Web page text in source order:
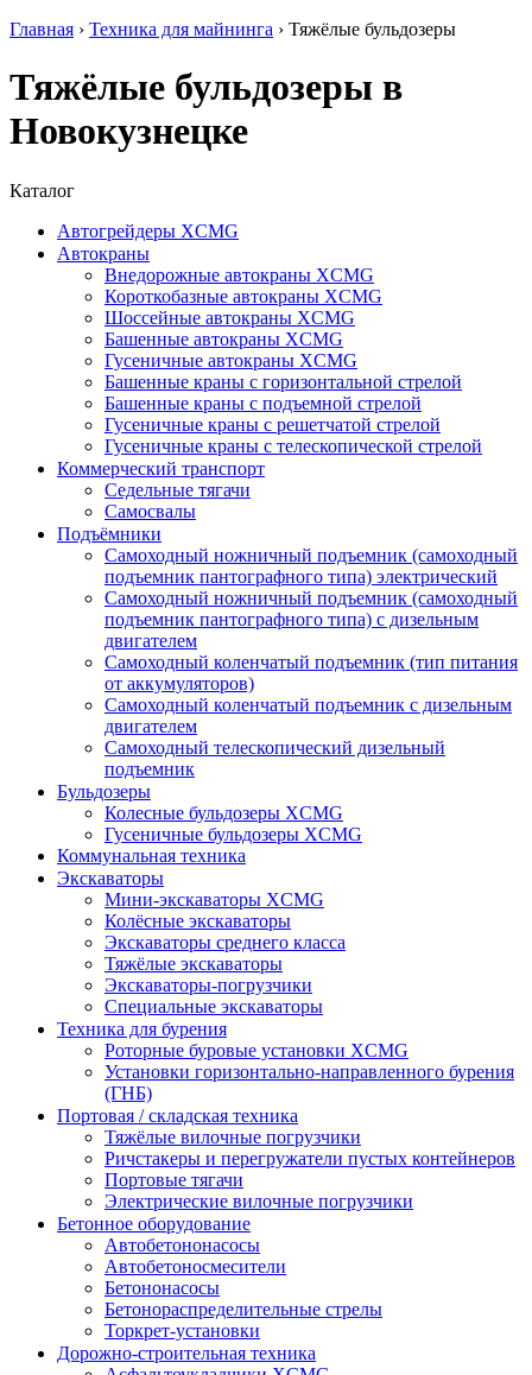
Главная › Техника для майнинга › Тяжёлые бульдозеры
Тяжёлые бульдозеры в
Новокузнецке
Каталог
Автогрейдеры XCMG
Автокраны
Внедорожные автокраны XCMG
Короткобазные автокраны XCMG
Шоссейные автокраны XCMG
Башенные автокраны XCMG
Гусеничные автокраны XCMG
Башенные краны с горизонтальной стрелой
Башенные краны с подъемной стрелой
Гусеничные краны с решетчатой стрелой
Гусеничные краны с телескопической стрелой
Коммерческий транспорт
Седельные тягачи
Самосвалы
Подъёмники
Самоходный ножничный подъемник (самоходный
подъемник пантографного типа) электрический
Самоходный ножничный подъемник (самоходный
подъемник пантографного типа) с дизельным
двигателем
Самоходный коленчатый подъемник (тип питания
от аккумуляторов)
Самоходный коленчатый подъемник с дизельным
двигателем
Самоходный телескопический дизельный
подъемник
Бульдозеры
Колесные бульдозеры XCMG
Гусеничные бульдозеры XCMG
Коммунальная техника
Экскаваторы
Мини-экскаваторы XCMG
Колёсные экскаваторы
Экскаваторы среднего класса
Тяжёлые экскаваторы
Экскаваторы-погрузчики
Специальные экскаваторы
Техника для бурения
Роторные буровые установки XCMG
Установки горизонтально-направленного бурения
(ГНБ)
Портовая / складская техника
Тяжёлые вилочные погрузчики
Ричстакеры и перегружатели пустых контейнеров
Портовые тягачи
Электрические вилочные погрузчики
Бетонное оборудование
Автобетононасосы
Автобетоносмесители
Бетононасосы
Бетонораспределительные стрелы
Торкрет-установки
Дорожно-строительная техника